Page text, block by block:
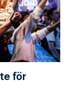
för